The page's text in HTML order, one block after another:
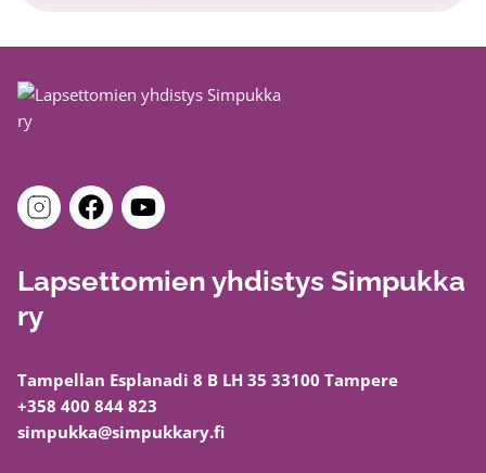
Lapsettomien yhdistys Simpukka
ry
Tampellan Esplanadi 8 B LH 35 33100 Tampere
+358 400 844 823
simpukka@simpukkary.fi